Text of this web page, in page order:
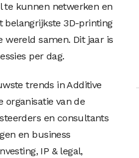
te kunnen netwerken en
belangrijkste 3D-printing
wereld samen. Dit jaar is
per dag.
trends in Additive
organisatie van de
en consultants
en business
IP & legal,